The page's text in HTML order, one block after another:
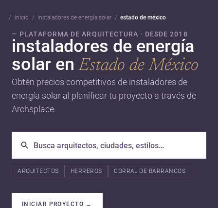
inicio instaladores de energía solar estado de méxico
— PLATAFORMA DE ARQUITECTURA · DESDE 2018
instaladores de energía
solar enEstado de México
Obtén precios competitivos de instaladores de
energía solar al planificar tu proyecto a través de
Archsplace.
ARQUITECTOS HERREROS CORRAL DE BARRANCOS
INICIAR PROYECTO →